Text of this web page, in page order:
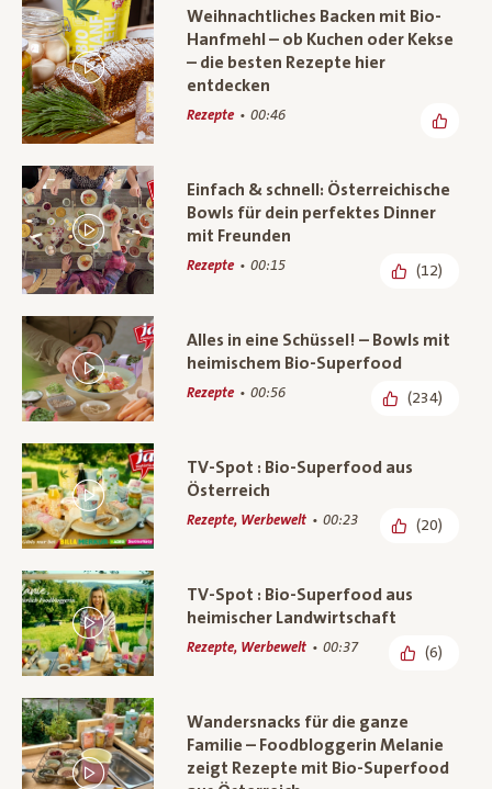
Weihnachtliches Backen mit Bio-
Hanfmehl – ob Kuchen oder Kekse
– die besten Rezepte hier
entdecken
Rezepte 00:46
Einfach & schnell: Österreichische
Bowls für dein perfektes Dinner
mit Freunden
Rezepte 00:15 (12)
Alles in eine Schüssel! – Bowls mit
heimischem Bio-Superfood
Rezepte 00:56 (234)
TV-Spot : Bio-Superfood aus
Österreich
Rezepte, Werbewelt 00:23 (20)
TV-Spot : Bio-Superfood aus
heimischer Landwirtschaft
Rezepte, Werbewelt 00:37 (6)
Wandersnacks für die ganze
Familie – Foodbloggerin Melanie
zeigt Rezepte mit Bio-Superfood